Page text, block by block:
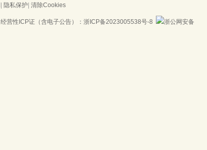
隐私保护 清除Cookies
经营性ICP证（含电子公告）：浙ICP备2023005538号-8
浙公网安备